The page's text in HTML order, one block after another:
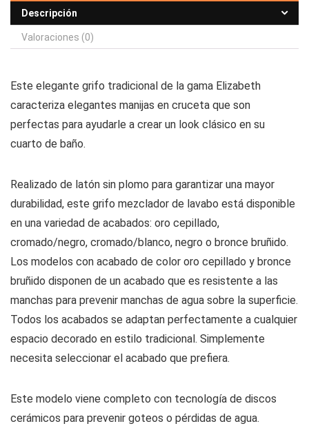
Descripción
Valoraciones (0)
Este elegante grifo tradicional de la gama Elizabeth
caracteriza elegantes manijas en cruceta que son
perfectas para ayudarle a crear un look clásico en su
cuarto de baño.
Realizado de latón sin plomo para garantizar una mayor
durabilidad, este grifo mezclador de lavabo está disponible
en una variedad de acabados: oro cepillado,
cromado/negro, cromado/blanco, negro o bronce bruñido.
Los modelos con acabado de color oro cepillado y bronce
bruñido disponen de un acabado que es resistente a las
manchas para prevenir manchas de agua sobre la superficie.
Todos los acabados se adaptan perfectamente a cualquier
espacio decorado en estilo tradicional. Simplemente
necesita seleccionar el acabado que prefiera.
Este modelo viene completo con tecnología de discos
cerámicos para prevenir goteos o pérdidas de agua.